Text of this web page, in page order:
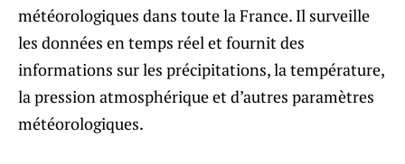
météorologiques dans toute la France. Il surveille
les données en temps réel et fournit des
informations sur les précipitations, la température,
la pression atmosphérique et d’autres paramètres
météorologiques.